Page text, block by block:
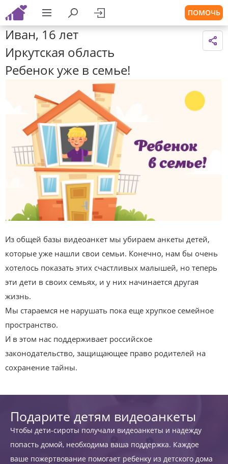
ПОМОЧЬ
Иван, 16 лет
Иркутская область
Ребенок уже в семье!
Из общей базы видеоанкет мы убираем анкеты детей,
которые уже нашли свои семьи. Конечно, нам бы очень
хотелось показать этих счастливых малышей, но теперь
эти дети в своих семьях, и у них начинается другая
жизнь.
Мы стараемся не нарушать пока еще хрупкое семейное
пространство.
И в этом нас поддерживает российское
законодательство, защищающее право родителей на
сохранение тайны.
Подарите детям видеоанкеты
Чтобы дети-сироты получали видеоанкеты и надежду
попасть домой, необходима ваша поддержка. Каждое
ваше пожертвование помогает ребенку из детского дома